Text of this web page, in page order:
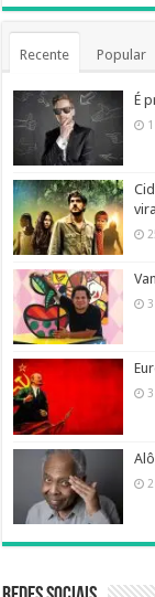
Recente Popular
É